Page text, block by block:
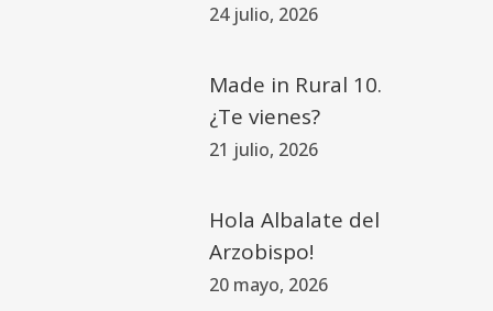
24 julio, 2026
Made in Rural 10.
¿Te vienes?
21 julio, 2026
Hola Albalate del
Arzobispo!
20 mayo, 2026